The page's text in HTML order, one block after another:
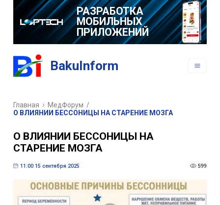
РАЗРАБОТКА
МОБИЛЬНЫХ
ПРИЛОЖЕНИЙ
BakuInform
Главная МедФорум /
О ВЛИЯНИИ БЕССОНИЦЫ НА СТАРЕНИЕ МОЗГА
О ВЛИЯНИИ БЕССОНИЦЫ НА
СТАРЕНИЕ МОЗГА
11:00 15 сентября 2025 599